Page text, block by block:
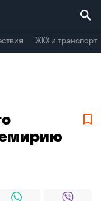
ЖКХ и транспорт